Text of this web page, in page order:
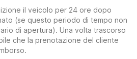
il veicolo per 24 ore dopo
(se questo periodo di tempo non
di apertura). Una volta trascorso
che la prenotazione del cliente